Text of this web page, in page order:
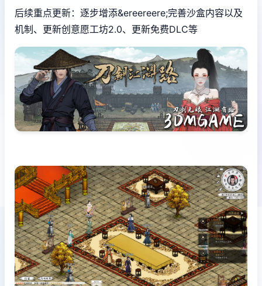
后续重点更新：逐步增添&ereereere;完善沙盒内容以及
机制、更新创意愿工坊2.0、更新免费DLC等